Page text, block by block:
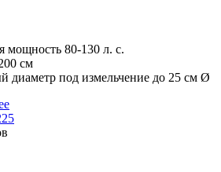
мощность 80-130 л. с.
см
диаметр под измельчение до 25 см Ø